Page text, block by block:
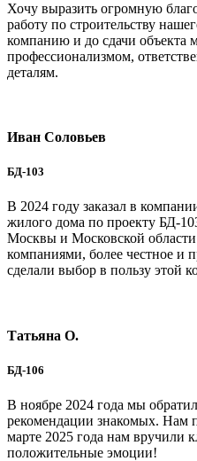
Хочу выразить огромную
работу по строительству
компанию и до сдачи
профессионализмом,
деталям.
Иван Соловьев
БД-103
В 2024 году заказал в
жилого дома по проекту БД-
Москвы и Московской
компаниями, более честное и
сделали выбор в пользу этой
Татьяна О.
БД-106
В ноябре 2024 года мы
рекомендации знакомых. Нам
марте 2025 года нам вручили
положительные эмоции!